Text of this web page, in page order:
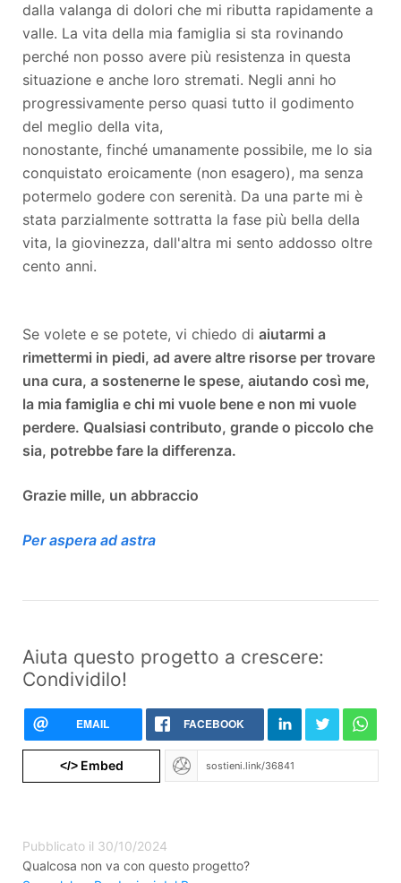
dalla valanga di dolori che mi ributta rapidamente a
valle. La vita della mia famiglia si sta rovinando
perché non posso avere più resistenza in questa
situazione e anche loro stremati. Negli anni ho
progressivamente perso quasi tutto il godimento
del meglio della vita,
nonostante, finché umanamente possibile, me lo sia
conquistato eroicamente (non esagero), ma senza
potermelo godere con serenità. Da una parte mi è
stata parzialmente sottratta la fase più bella della
vita, la giovinezza, dall'altra mi sento addosso oltre
cento anni.
Se volete e se potete, vi chiedo di aiutarmi a
rimettermi in piedi, ad avere altre risorse per trovare
una cura, a sostenerne le spese, aiutando così me,
la mia famiglia e chi mi vuole bene e non mi vuole
perdere. Qualsiasi contributo, grande o piccolo che
sia, potrebbe fare la differenza.
Grazie mille, un abbraccio
Per aspera ad astra
Aiuta questo progetto a crescere:
Condividilo!
EMAIL FACEBOOK
</>Embed
Pubblicato il 30/10/2024
Qualcosa non va con questo progetto?